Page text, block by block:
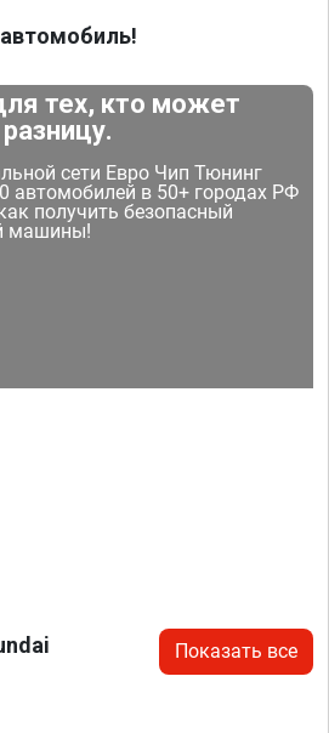
тех, кто может
сети Евро Чип Тюнинг
автомобилей в 50+ городах РФ
получить безопасный
машины!
Показать все